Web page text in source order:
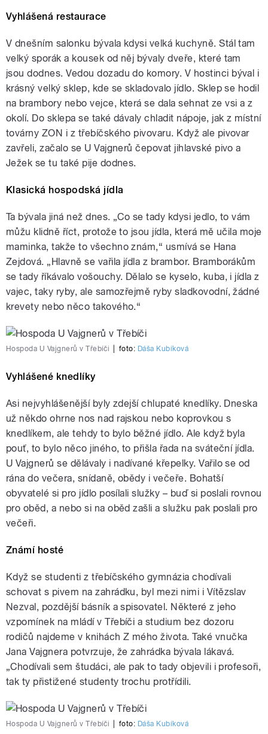
Vyhlášená restaurace
V dnešním salonku bývala kdysi velká kuchyně. Stál tam
velký sporák a kousek od něj bývaly dveře, které tam
jsou dodnes. Vedou dozadu do komory. V hostinci býval i
krásný velký sklep, kde se skladovalo jídlo. Sklep se hodil
na brambory nebo vejce, která se dala sehnat ze vsi a z
okolí. Do sklepa se také dávaly chladit nápoje, jak z místní
továrny ZON i z třebíčského pivovaru. Když ale pivovar
zavřeli, začalo se U Vajgnerů čepovat jihlavské pivo a
Ježek se tu také pije dodnes.
Klasická hospodská jídla
Ta bývala jiná než dnes. „Co se tady kdysi jedlo, to vám
můžu klidně říct, protože to jsou jídla, která mě učila moje
maminka, takže to všechno znám,“ usmívá se Hana
Zejdová. „Hlavně se vařila jídla z brambor. Bramborákům
se tady říkávalo vošouchy. Dělalo se kyselo, kuba, i jídla z
vajec, taky ryby, ale samozřejmě ryby sladkovodní, žádné
krevety nebo něco takového.“
Hospoda U Vajgnerů v Třebíči foto: Dáša Kubíková
Vyhlášené knedlíky
Asi nejvyhlášenější byly zdejší chlupaté knedlíky. Dneska
už někdo ohrne nos nad rajskou nebo koprovkou s
knedlíkem, ale tehdy to bylo běžné jídlo. Ale když byla
pouť, to bylo něco jiného, to přišla řada na sváteční jídla.
U Vajgnerů se dělávaly i nadívané křepelky. Vařilo se od
rána do večera, snídaně, obědy i večeře. Bohatší
obyvatelé si pro jídlo posílali služky – buď si poslali rovnou
pro oběd, a nebo si na oběd zašli a služku pak poslali pro
večeři.
Známí hosté
Když se studenti z třebíčského gymnázia chodívali
schovat s pivem na zahrádku, byl mezi nimi i Vítězslav
Nezval, pozdější básník a spisovatel. Některé z jeho
vzpomínek na mládí v Třebíči a studium bez dozoru
rodičů najdeme v knihách Z mého života. Také vnučka
Jana Vajgnera potvrzuje, že zahrádka bývala lákavá.
„Chodívali sem študáci, ale pak to tady objevili i profesoři,
tak ty přistižené studenty trochu protřídili.
Hospoda U Vajgnerů v Třebíči foto: Dáša Kubíková